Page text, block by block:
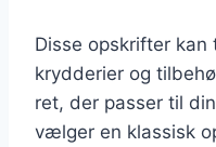
Disse opskrifter kan
krydderier og
ret, der passer til
vælger en klassisk